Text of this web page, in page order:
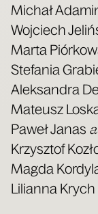
Michał
Woj­ciech
Mar­ta
Ste­fa­nia
Alek­san­dra
Mate­usz
Paweł Janas
Krzysz­tof
Mag­da
Lilian­na Krych